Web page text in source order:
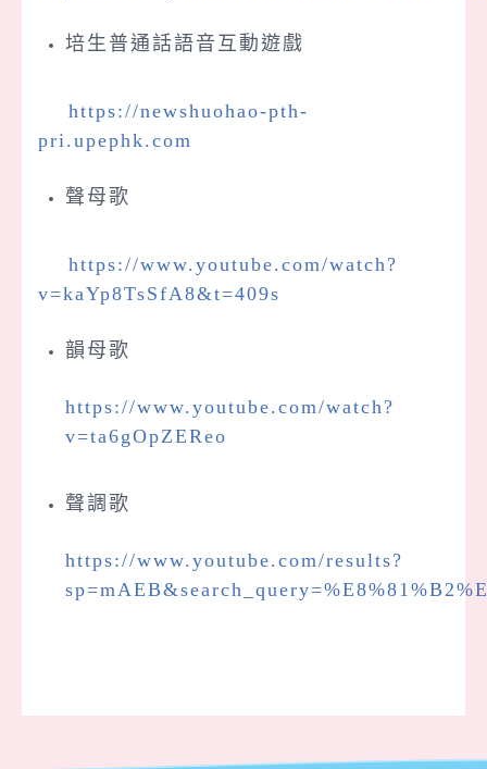
培生普通話語音互動遊戲
https://newshuohao-pth-
pri.upephk.com
聲母歌
https://www.youtube.com/watch?
v=kaYp8TsSfA8&t=409s
韻母歌
https://www.youtube.com/watch?
v=ta6gOpZEReo
聲調歌
https://www.youtube.com/results?